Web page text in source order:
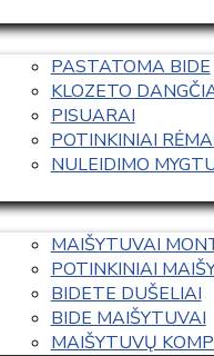
PASTATOMA BIDE
KLOZETO
PISUARAI
POTINKINIAI
NULEIDIMO
MAIŠYTUVAI
POTINKINIAI
BIDETE DUŠELIAI
BIDE MAIŠYTUVAI
MAIŠYTUVŲ